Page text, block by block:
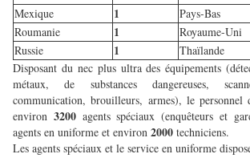
Mexique 1 Pays-Bas
Roumanie 1 Royaume-Uni
Russie 1 Thaïlande
Disposant du nec plus ultra des équipements
métaux, de substances dangereuses,
communication, brouilleurs, armes), le personnel
environ 3200agents spéciaux (enquêteurs et
agents en uniforme et environ 2000 techniciens.
Les agents spéciaux et le service en uniforme